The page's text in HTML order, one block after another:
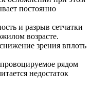
постоянно
и разрыв сетчатки
возрасте.
зрения вплоть
рядом
недостаток